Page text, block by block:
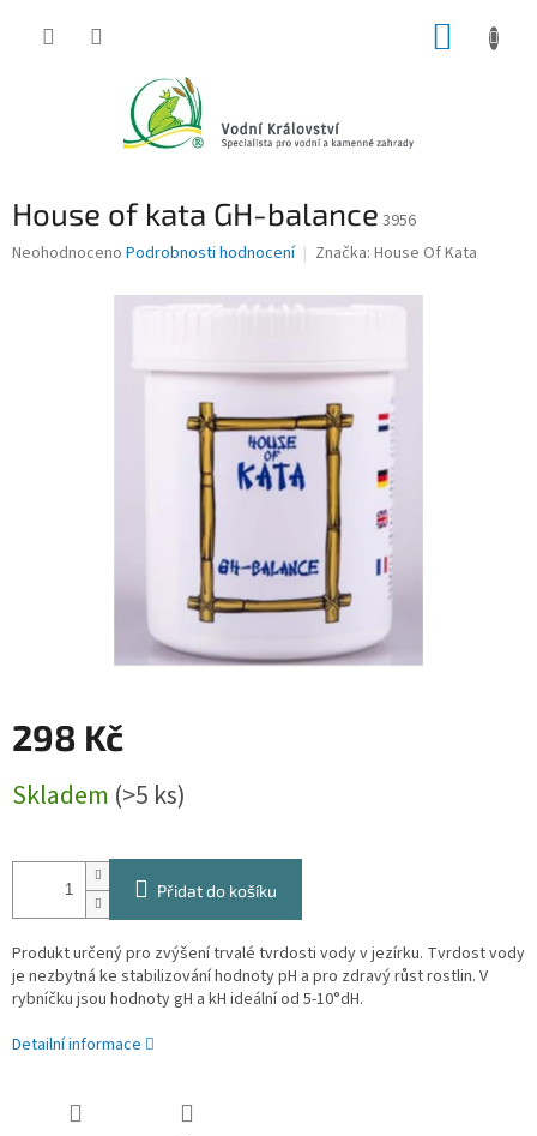
House of kata GH-balance 3956
Průměrné
Neohodnoceno Podrobnosti hodnocení Značka: House Of Kata
298 Kč
cena:
Skladem (>5 ks)
Přidat do košíku
Produkt určený pro zvýšení trvalé tvrdosti vody v jezírku. Tvrdost vody
je nezbytná ke stabilizování hodnoty pH a pro zdravý růst rostlin. V
rybníčku jsou hodnoty gH a kH ideální od 5-10°dH.
Detailní informace